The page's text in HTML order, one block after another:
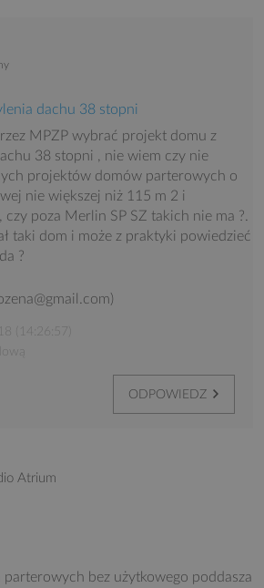
dachu 38 stopni
MPZP wybrać projekt domu z
38 stopni , nie wiem czy nie
projektów domów parterowych o
nie większej niż 115 m 2 i
poza Merlin SP SZ takich nie ma ?.
taki dom i może z praktyki powiedzieć
?
(14:26:57)
ODPOWIEDZ
Atrium
bez użytkowego poddasza